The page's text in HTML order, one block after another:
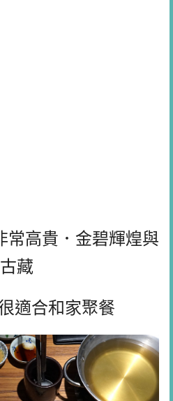
常高貴．金碧輝煌與
古藏
適合和家聚餐